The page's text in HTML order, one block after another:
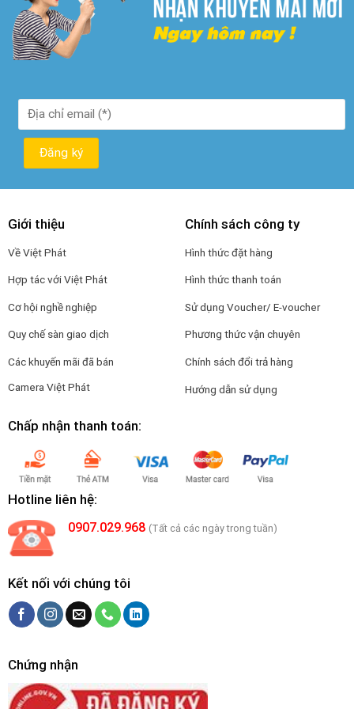
Giới thiệu
Về Việt Phát
Hợp tác với Việt Phát
Cơ hội nghề nghiệp
Quy chế sàn giao dịch
Các khuyến mãi đã bán
Camera Việt Phát
Chính sách công ty
Hình thức đặt hàng
Hình thức thanh toán
Sử dụng Voucher/ E-voucher
Phương thức vận chuyên
Chính sách đổi trả hàng
Hướng dẫn sử dụng
Chấp nhận thanh toán:
Hotline liên hệ:
0907.029.968 (Tất cả các ngày trong tuần)
Kết nối với chúng tôi
Chứng nhận